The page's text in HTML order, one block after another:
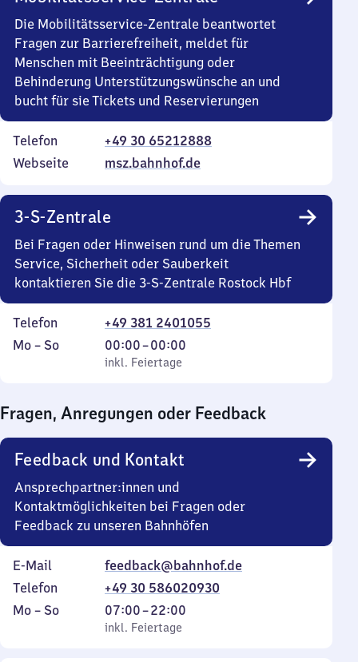
Die Mobilitätsservice-Zentrale beantwortet
Fragen zur Barrierefreiheit, meldet für
Menschen mit Beeinträchtigung oder
Behinderung Unterstützungswünsche an und
bucht für sie Tickets und Reservierungen
Telefon
+49 30 65212888
Webseite
msz.bahnhof.de
3-S-Zentrale
Bei Fragen oder Hinweisen rund um die Themen
Service, Sicherheit oder Sauberkeit
kontaktieren Sie die 3-S-Zentrale Rostock Hbf
Telefon
+49 381 2401055
Montag
Mo – So,
inkl. Feiertage
00:00–00:00
Von
0
0
Uhr
inkl. Feiertage
Fragen, Anregungen oder Feedback
Feedback und Kontakt
Ansprechpartner:innen und
Kontaktmöglichkeiten bei Fragen oder
Feedback zu unseren Bahnhöfen
E-Mail
feedback@bahnhof.de
Telefon
+49 30 586020930
Montag
Mo – So,
inkl. Feiertage
07:00–22:00
Von
7
inkl. Feiertage